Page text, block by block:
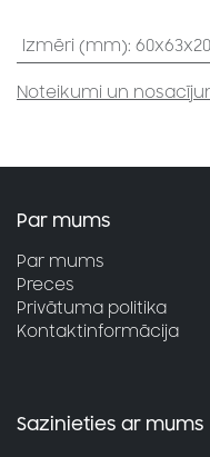
Izmēri (mm):
Noteikumi un
Par mums
Par mums
Preces
Privātuma politika
Kontaktinformācija
Sazinieties ar mums